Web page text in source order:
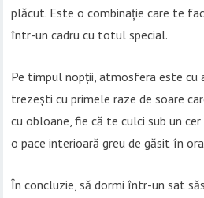
plăcut. Este o combinație care te
într-un cadru cu totul special.
Pe timpul nopții, atmosfera este cu
trezești cu primele raze de soare
cu obloane, fie că te culci sub un
o pace interioară greu de găsit în
În concluzie, să dormi într-un sat